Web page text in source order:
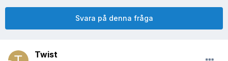
Svara på denna fråga
Twist